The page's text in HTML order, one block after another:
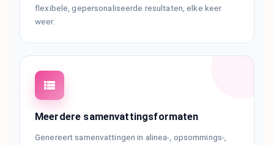
flexibele, gepersonaliseerde resultaten, elke keer
weer.
Meerdere samenvattingsformaten
Genereert samenvattingen in alinea-, opsommings-,